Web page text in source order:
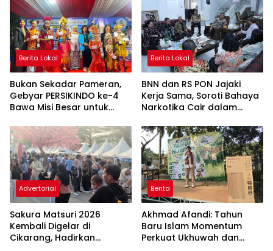
Berita Lokal
Bukan Sekadar Pameran,
Gebyar PERSIKINDO ke-4
Bawa Misi Besar untuk
Berita Lokal
BNN dan RS PON Jajaki
Kerja Sama, Soroti Bahaya
Narkotika Cair dalam
Advertorial
Sakura Matsuri 2026
Kembali Digelar di
Cikarang, Hadirkan
Berita
Akhmad Afandi: Tahun
Baru Islam Momentum
Perkuat Ukhuwah dan